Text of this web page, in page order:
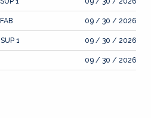
09 / 30 / 2026
1 09 / 30 / 2026
09 / 30 / 2026